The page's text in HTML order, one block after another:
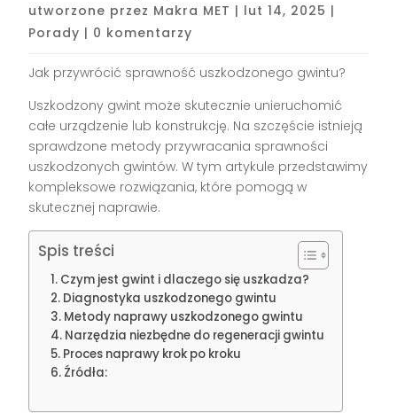
utworzone przez Makra MET | lut 14, 2025 |
Porady | 0 komentarzy
Jak przywrócić sprawność uszkodzonego gwintu?
Uszkodzony gwint może skutecznie unieruchomić
całe urządzenie lub konstrukcję. Na szczęście istnieją
sprawdzone metody przywracania sprawności
uszkodzonych gwintów. W tym artykule przedstawimy
kompleksowe rozwiązania, które pomogą w
skutecznej naprawie.
Spis treści
Czym jest gwint i dlaczego się uszkadza?
Diagnostyka uszkodzonego gwintu
Metody naprawy uszkodzonego gwintu
Narzędzia niezbędne do regeneracji gwintu
Proces naprawy krok po kroku
Źródła: